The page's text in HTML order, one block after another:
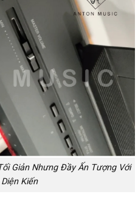
Giản Nhưng Đầy Ấn Tượng Với
Kiến